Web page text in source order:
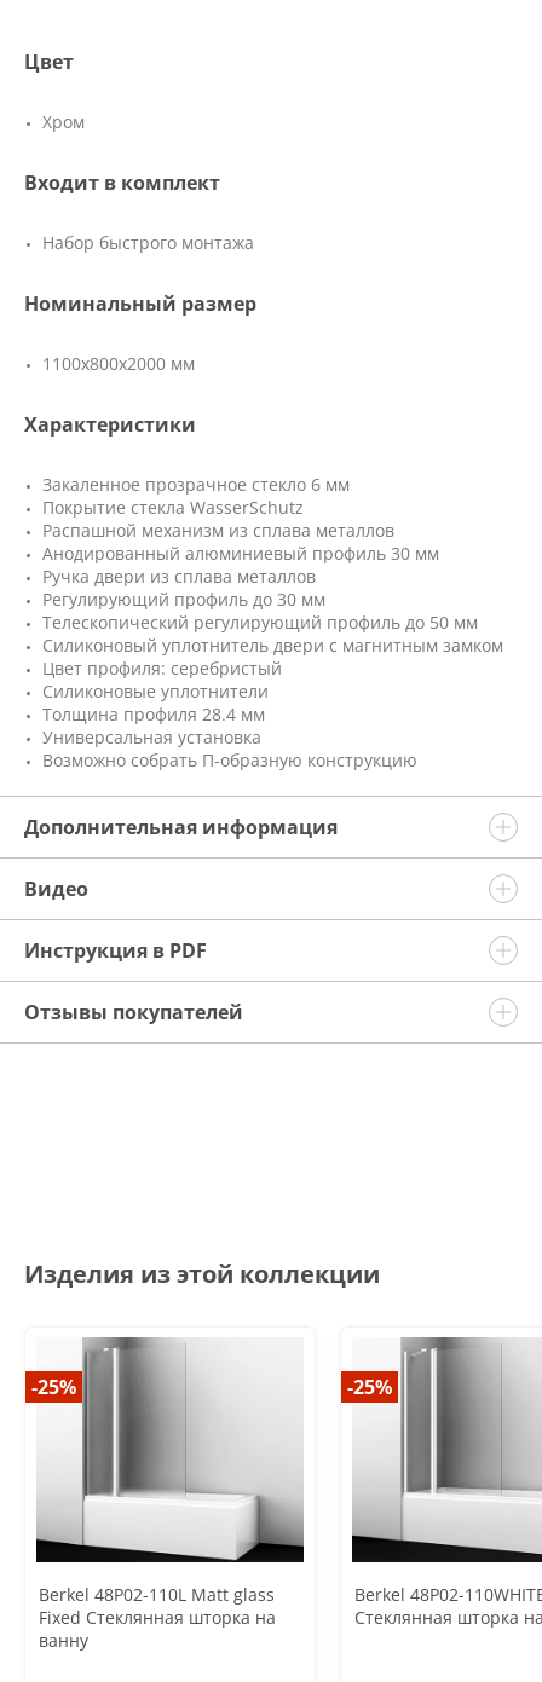
Цвет
Хром
Входит в комплект
Набор быстрого монтажа
Номинальный размер
1100x800x2000 мм
Характеристики
Закаленное прозрачное стекло 6 мм
Покрытие стекла WasserSchutz
Распашной механизм из сплава металлов
Анодированный алюминиевый профиль 30 мм
Ручка двери из сплава металлов
Регулирующий профиль до 30 мм
Телескопический регулирующий профиль до 50 мм
Силиконовый уплотнитель двери с магнитным замком
Цвет профиля: серебристый
Силиконовые уплотнители
Толщина профиля 28.4 мм
Универсальная установка
Возможно собрать П-образную конструкцию
Дополнительная информация
Видео
Инструкция в PDF
Отзывы покупателей
Изделия из этой коллекции
-25%
Berkel 48P02-110L Matt glass
Fixed Стеклянная шторка на
ванну
-25%
Berkel 48P02-
Стеклянная шторка